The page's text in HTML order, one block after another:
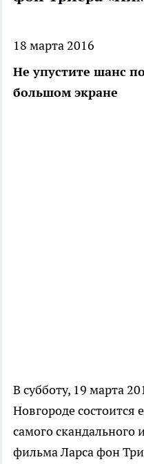
18 марта 2016
Не упустите шанс
большом экране
В субботу, 19 марта
Новгороде состоится
самого скандального
фильма Ларса фон